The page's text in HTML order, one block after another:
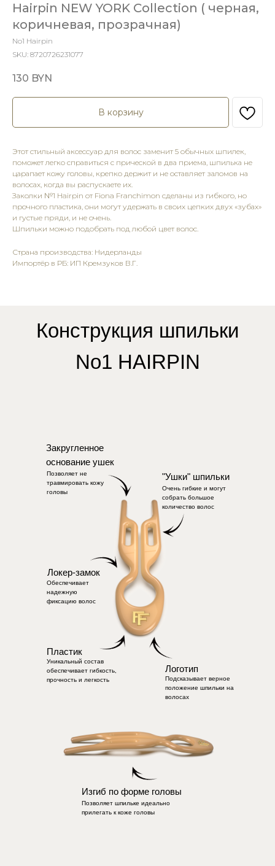
Hairpin NEW YORK Collection ( черная,
коричневая, прозрачная)
No1 Hairpin
SKU: 8720726231077
130 BYN
В корзину
Этот стильный аксессуар для волос заменит 5 обычных шпилек,
поможет легко справиться с прической в два приема, шпилька не
царапает кожу головы, крепко держит и не оставляет заломов на
волосах, когда вы распускаете их.
Заколки №1 Hairpin от Fiona Franchimon сделаны из гибкого, но
прочного пластика, они могут удержать в своих цепких двух «зубах»
и густые пряди, и не очень.
Шпильки можно подобрать под любой цвет волос.
Страна производства: Нидерланды
Импортёр в РБ: ИП Кремзуков В.Г.
Закругленное
основание ушек
Позволяет не
травмировать кожу
головы
Пластик
Уникальный состав
обеспечивает гибкость,
прочность и легкость
Локер-замок
Обеспечивает
надежную
фиксацию волос
"Ушки" шпильки
Очень гибкие и могут
собрать большое
количество волос
Логотип
Подсказывает верное
положение шпильки на
волосах
Изгиб по форме головы
Позволяет шпильке идеально
прилегать к коже головы
Конструкция шпильки
No1 HAIRPIN